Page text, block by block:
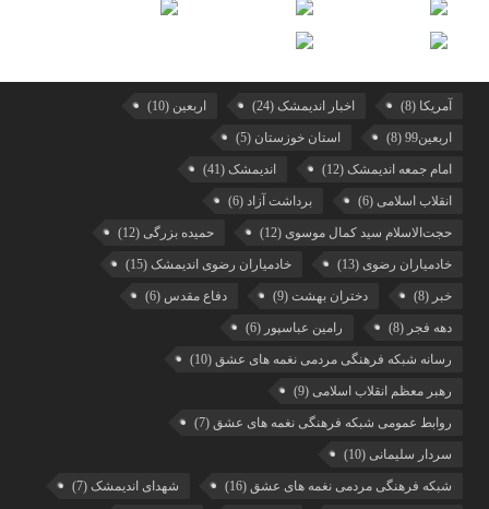
آمریکا (8) اخبار اندیمشک (24) اربعین (10)
اربعین99 (8) استان خوزستان (5)
امام جمعه اندیمشک (12) اندیمشک (41)
انقلاب اسلامی (6) برداشت آزاد (6)
حجت‌الاسلام سید کمال موسوی (12) حمیده بزرگی (12)
خادمیاران رضوی (13) خادمیاران رضوی اندیمشک (15)
خبر (8) دختران بهشت (9) دفاع مقدس (6)
دهه فجر (8) رامین عباسپور (6)
رسانه شبکه فرهنگی مردمی نغمه های عشق (10)
رهبر معظم انقلاب اسلامی (9)
روابط عمومی شبکه فرهنگی نغمه های عشق (7)
سردار سلیمانی (10)
شبکه فرهنگی مردمی نغمه های عشق (16) شهدای اندیمشک (7)